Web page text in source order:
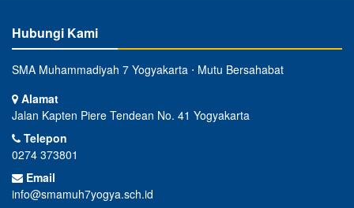
Hubungi Kami
SMA Muhammadiyah 7 Yogyakarta ⋅ Mutu Bersahabat
Alamat
Jalan Kapten Piere Tendean No. 41 Yogyakarta
Telepon
0274 373801
Email
info@smamuh7yogya.sch.id